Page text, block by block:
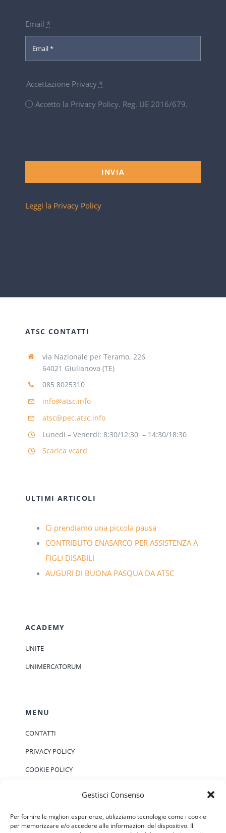
Gestisci Consenso
Per fornire le migliori esperienze, utilizziamo tecnologie come i cookie
per memorizzare e/o accedere alle informazioni del dispositivo. Il
Email *
Accettazione Privacy *
Accetto la Privacy Policy. Reg. UE 2016/679.
INVIA
Leggi la Privacy Policy
ATSC CONTATTI
via Nazionale per Teramo, 226
64021 Giulianova (TE)
085 8025310
info@atsc.info
atsc@pec.atsc.info
Lunedì – Venerdì: 8:30/12:30 – 14:30/18:30
Scarica vcard
ULTIMI ARTICOLI
Ci prendiamo una piccola pausa
CONTRIBUTO ENASARCO PER ASSISTENZA A
FIGLI DISABILI
AUGURI DI BUONA PASQUA DA ATSC
ACADEMY
UNITE
UNIMERCATORUM
MENU
CONTATTI
PRIVACY POLICY
COOKIE POLICY
EVENTI